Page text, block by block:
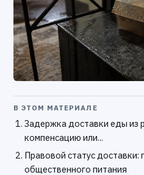
В ЭТОМ МАТЕРИАЛЕ
Задержка доставки еды из
компенсацию или...
Правовой статус доставки:
общественного питания